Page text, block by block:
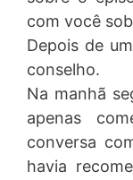
com você
Depois de
conselho.
Na manhã
apenas
conversa
havia